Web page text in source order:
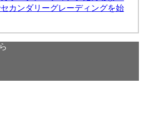
セカンダリーグレーディングを始